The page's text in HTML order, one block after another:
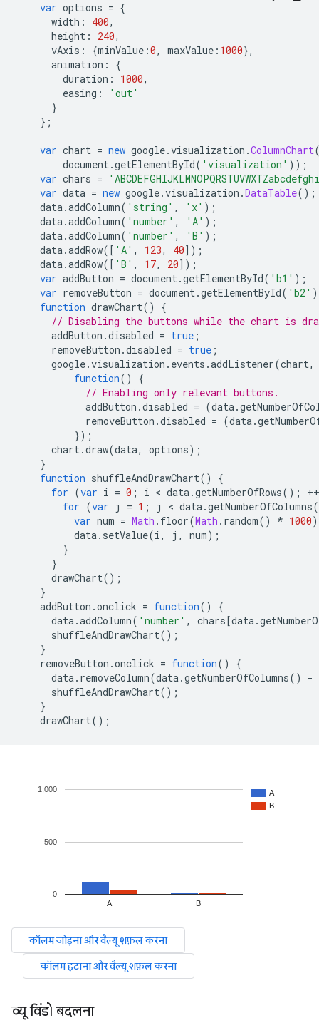
var options = {
width : 400,
height : 240,
vAxis : {minValue :0, maxValue : 1000},
animation :
{
duration : 1000,
easing :
'out'
}
};
var chart = new google.visualization .ColumnChart
document.getElementById( 'visualization' ));
var chars =
var data = new google.visualization .DataTable();
data.addColumn( 'string' , 'x' );
data.addColumn( 'number' , 'A' );
data.addColumn( 'number' , 'B' );
data.addRow([ 'A' , 123, 40]);
data.addRow([ 'B' , 17, 20]);
var addButton = document.getElementById( 'b1' );
var removeButton = document.getElementById( 'b2'
function drawChart()
{
// Disabling the buttons while the chart is
addButton .disabled = true ;
removeButton .disabled = true ;
google.visualization . events .addListener(chart,
function()
{
// Enabling only relevant buttons.
addButton .disabled = (data.
removeButton .disabled = (data.
});
chart.draw(data, options);
}
function shuffleAndDrawChart()
{
for (var i = 0 ; i < data.getNumberOfRows();
++
for (var j = 1 ; j < data.getNumberOfColumns
var num = Math . floor(Math . random() * 1000
data. setValue(i, j , num);
}
}
drawChart();
}
addButton .onclick = function()
{
data.addColumn( 'number' , chars[data.
shuffleAndDrawChart();
}
removeButton .onclick = function()
{
data. removeColumn(data.getNumberOfColumns()
-
shuffleAndDrawChart();
}
drawChart();
व्यू विंडो बदलना